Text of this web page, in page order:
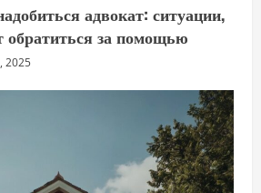
адвокат: ситуации,
обратиться за помощью
2025